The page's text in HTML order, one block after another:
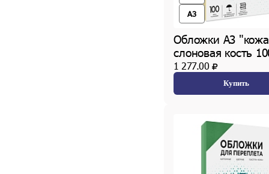
A3
Обложки А3
слоновая кость
1 277.00
Купить